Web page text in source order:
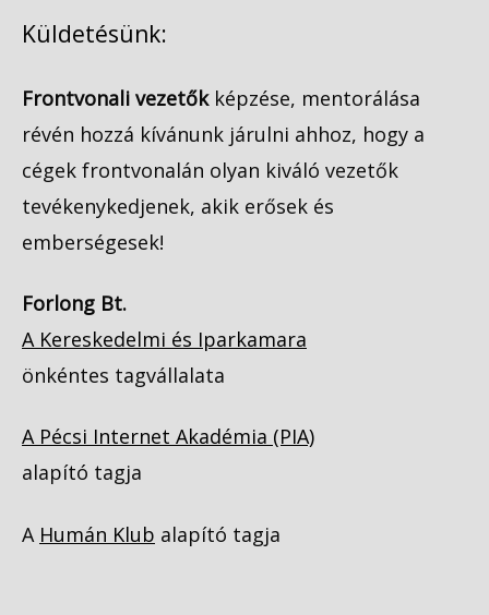
Küldetésünk:
Frontvonali vezetőkképzése, mentorálása
révén hozzá kívánunk járulni ahhoz, hogy a
cégek frontvonalán olyan kiváló vezetők
tevékenykedjenek, akik erősek és
emberségesek!
Forlong Bt.
A Kereskedelmi és Iparkamara
önkéntes tagvállalata
A Pécsi Internet Akadémia (PIA)
alapító tagja
A Humán Klub alapító tagja